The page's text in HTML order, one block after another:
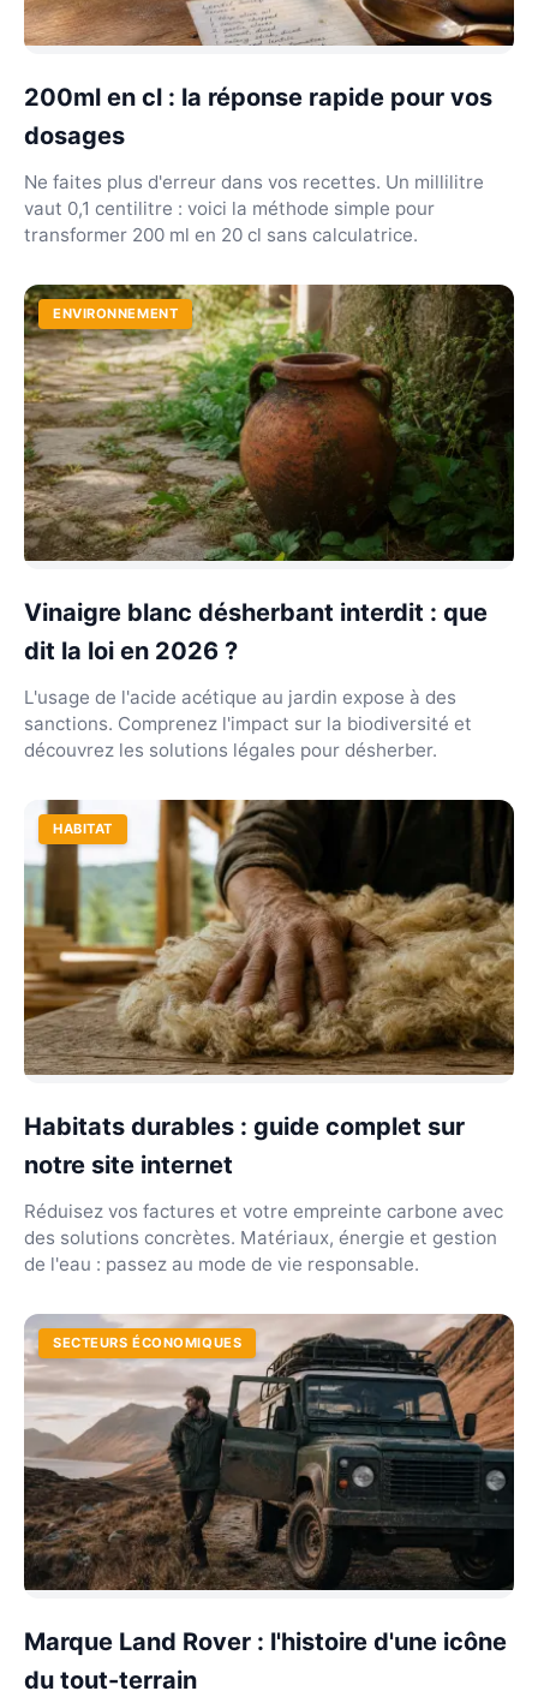
200ml en cl : la réponse rapide pour vos
dosages
Ne faites plus d'erreur dans vos recettes. Un millilitre
vaut 0,1 centilitre : voici la méthode simple pour
transformer 200 ml en 20 cl sans calculatrice.
ENVIRONNEMENT
Vinaigre blanc désherbant interdit : que
dit la loi en 2026 ?
L'usage de l'acide acétique au jardin expose à des
sanctions. Comprenez l'impact sur la biodiversité et
découvrez les solutions légales pour désherber.
HABITAT
Habitats durables : guide complet sur
notre site internet
Réduisez vos factures et votre empreinte carbone avec
des solutions concrètes. Matériaux, énergie et gestion
de l'eau : passez au mode de vie responsable.
SECTEURS ÉCONOMIQUES
Marque Land Rover : l'histoire d'une icône
du tout-terrain